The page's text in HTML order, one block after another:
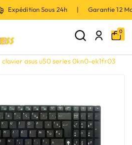
Expédition Sous 24h | Garantie 12
0
clavier asus u50 series 0kn0-ek1fr03